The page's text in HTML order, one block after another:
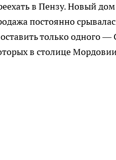
в Пензу. Новый
постоянно
только одного
в столице